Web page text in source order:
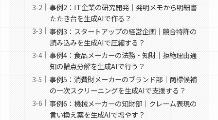
事例2：IT企業の研究開発｜発明メモから明細書
たたき台を生成AIで作る？
事例3：スタートアップの経営企画｜競合特許の
読み込みを生成AIで圧縮する？
事例4：食品メーカーの法務・知財｜拒絶理由通
知の論点分解を生成AIで行う？
事例5：消費財メーカーのブランド部｜商標候補
の一次スクリーニングを生成AIで支援する？
事例6：機械メーカーの知財部｜クレーム表現の
言い換え案を生成AIで増やす？